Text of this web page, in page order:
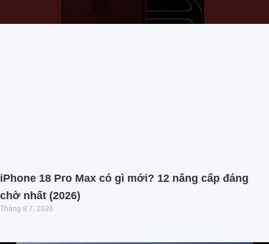
iPhone 18 Pro Max có gì mới? 12 nâng cấp đáng
chờ nhất (2026)
Tháng 8 7, 2026